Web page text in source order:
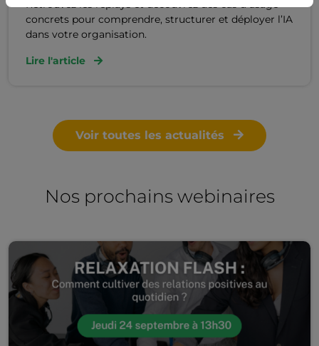
concrets pour comprendre, structurer et déployer l’IA
dans votre organisation.
Lire l'article
Voir toutes les actualités
Nos prochains webinaires